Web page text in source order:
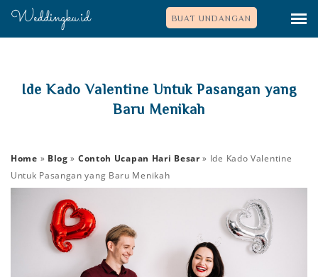
BUAT UNDANGAN
Ide Kado Valentine Untuk Pasangan yang
Baru Menikah
Home » Blog » Contoh Ucapan Hari Besar» Ide Kado Valentine
Untuk Pasangan yang Baru Menikah